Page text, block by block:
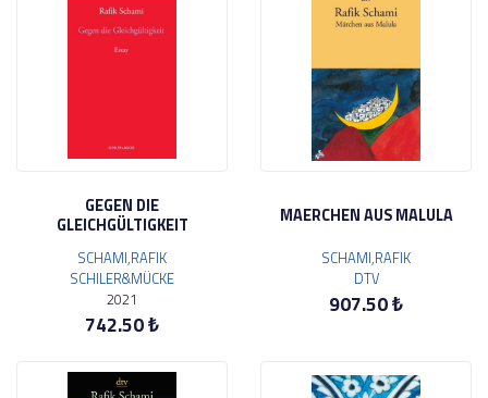
GEGEN DIE
GLEICHGÜLTIGKEIT
SCHAMI,RAFIK
SCHILER&MÜCKE
2021
742.50 ₺
MAERCHEN AUS MALULA
SCHAMI,RAFIK
DTV
907.50 ₺